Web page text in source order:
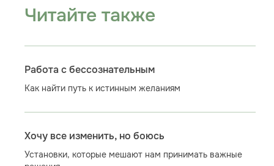
Читайте также
Работа с бессознательным
Как найти путь к истинным желаниям
Хочу все изменить, но боюсь
Установки, которые мешают нам принимать важные